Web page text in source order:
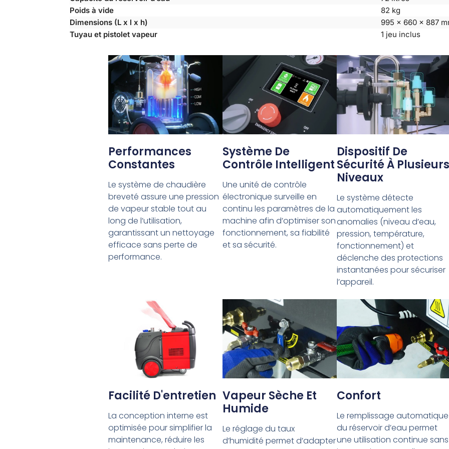
Poids à vide
82 kg
Dimensions (L x l x h)
995 x 660 x 887
Tuyau et pistolet vapeur
1 jeu inclus
Performances
Constantes
Le système de chaudière
breveté assure une pression
de vapeur stable tout au
long de l’utilisation,
garantissant un nettoyage
efficace sans perte de
performance.
Système De
Contrôle Intelligent
Une unité de contrôle
électronique surveille en
continu les paramètres de la
machine afin d’optimiser son
fonctionnement, sa fiabilité
et sa sécurité.
Dispositif De
Sécurité À Plusieurs
Niveaux
Le système détecte
automatiquement les
anomalies (niveau d’eau,
pression, température,
fonctionnement) et
déclenche des protections
instantanées pour sécuriser
l’appareil.
Facilité D'entretien
La conception interne est
optimisée pour simplifier la
maintenance, réduire les
Vapeur Sèche Et
Humide
Le réglage du taux
d’humidité permet d’adapter
Confort
Le remplissage automatique
du réservoir d’eau permet
une utilisation continue sans